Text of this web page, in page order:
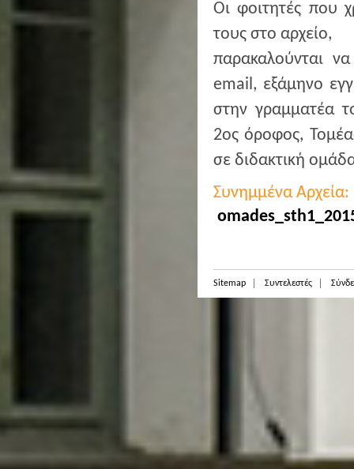
Οι φοιτητές που
τους στο αρχείο,
παρακαλούνται
email, εξάμηνο
στην γραμματέα
2ος όροφος,
σε διδακτική
Συνημμένα Αρχεία:
Sitemap Συντελεστές